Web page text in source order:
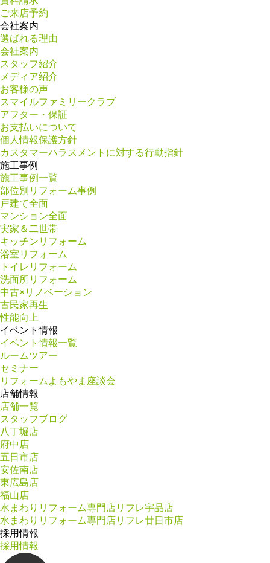
ご来店予約
会社案内
選ばれる理由
会社案内
スタッフ紹介
メディア紹介
お客様の声
スマイルファミリークラブ
アフター・保証
お支払いについて
個人情報保護方針
カスタマーハラスメントに対する行動指針
施工事例
施工事例一覧
部位別リフォーム事例
戸建て全面
マンション全面
実家＆二世帯
キッチンリフォーム
浴室リフォーム
トイレリフォーム
洗面所リフォーム
中古×リノベーション
古民家再生
性能向上
イベント情報
イベント情報一覧
ルームツアー
セミナー
リフォームよもやま座談会
店舗情報
店舗一覧
スタッフブログ
八丁堀店
府中店
五日市店
安佐南店
東広島店
福山店
水まわりリフォーム専門店リフレ宇品店
水まわりリフォーム専門店リフレ廿日市店
採用情報
採用情報